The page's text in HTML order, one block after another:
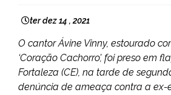
ter dez 14 , 2021
O cantor Ávine Vinny, estourado
‘Coração Cachorro’, foi preso em
Fortaleza (CE), na tarde de
denúncia de ameaça contra a ex-